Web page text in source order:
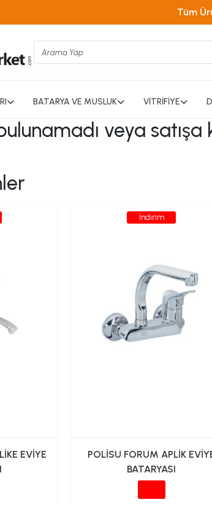
Tüm
BATARYA VE MUSLUK VİTRİFİYE
veya
EVİYE
İndirim
POLİSU FORUM APLİK
BATARYASI